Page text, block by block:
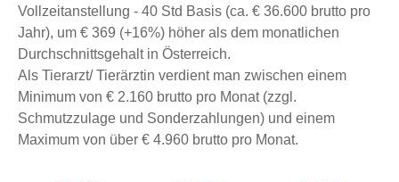
Vollzeitanstellung - 40 Std Basis (ca. € 36.600 brutto pro
Jahr), um € 369 (+16%) höher als dem monatlichen
Durchschnittsgehalt in Österreich.
Als Tierarzt/ Tierärztin verdient man zwischen einem
Minimum von € 2.160 brutto pro Monat (zzgl.
Schmutzzulage und Sonderzahlungen) und einem
Maximum von über € 4.960 brutto pro Monat.